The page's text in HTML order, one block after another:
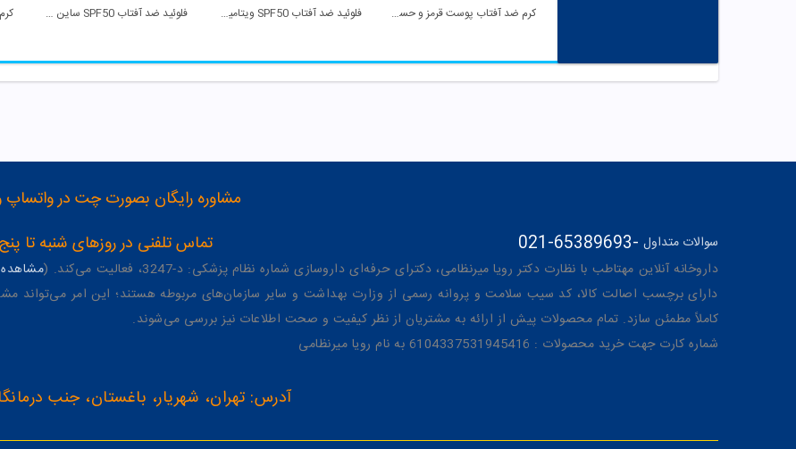
کرم ضد آفتاب پوست قرمز و حساس SPF30 تینولا فلوئید ضد آفتاب SPF50 ویتامین C بژ روشن ویتالیر فلوئید ضد آفتاب SPF50 ساین شیلد بی رنگ ساین اسکین
مشاوره رایگان بصورت چت در واتساپ و تلگرام با شماره
تماس تلفنی در روزهای شنبه تا پنج شنبه از 8 صبح تا 4 عصر به
021-65389693 سوالات متداول -
داروخانه آنلاین مهتاطب با نظارت دکتر رویا میرنظامی، دکترای حرفه‌ای داروسازی شماره نظام پزشکی: د-3247، فعالیت می‌کند. ( مشاهده
دارای برچسب اصالت کالا، کد سیب سلامت و پروانه رسمی از وزارت بهداشت و سایر سازمان‌های مربوطه هستند؛ این امر می‌تواند
کاملاً مطمئن سازد. تمام محصولات پیش از ارائه به مشتریان از نظر کیفیت و صحت اطلاعات نیز بررسی می‌شوند.
شماره کارت جهت خرید محصولات : 6104337531945416 به نام رویا میرنظامی
آدرس: تهران، شهریار، باغستان، جنب